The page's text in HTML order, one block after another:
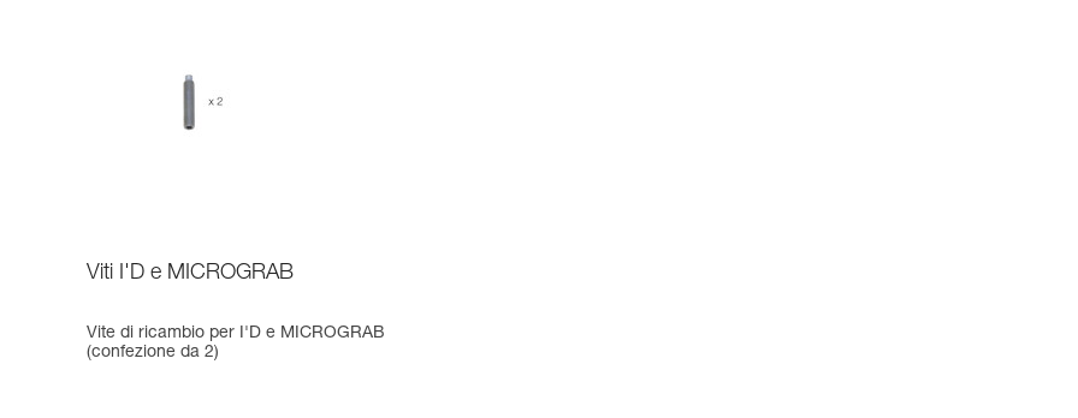
Viti I'D e MICROGRAB
Vite di ricambio per I'D e MICROGRAB
(confezione da 2)